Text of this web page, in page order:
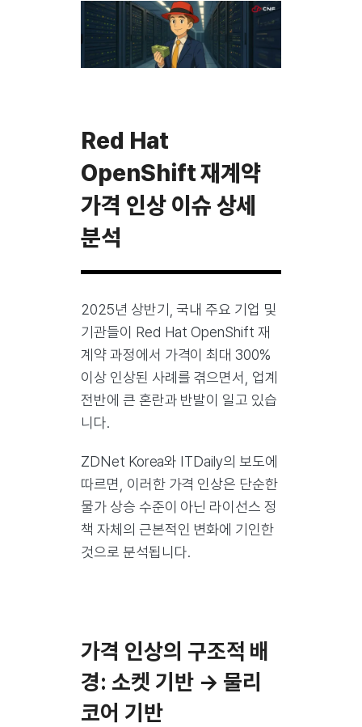
Red Hat
OpenShift 재계약
가격 인상 이슈 상세
분석
2025년 상반기, 국내 주요 기업 및
기관들이 Red Hat OpenShift 재
계약 과정에서 가격이 최대 300%
이상 인상된 사례를 겪으면서, 업계
전반에 큰 혼란과 반발이 일고 있습
니다.
ZDNet Korea와 ITDaily의 보도에
따르면, 이러한 가격 인상은 단순한
물가 상승 수준이 아닌 라이선스 정
책 자체의 근본적인 변화에 기인한
것으로 분석됩니다.
가격 인상의 구조적 배
경: 소켓 기반 → 물리
코어 기반